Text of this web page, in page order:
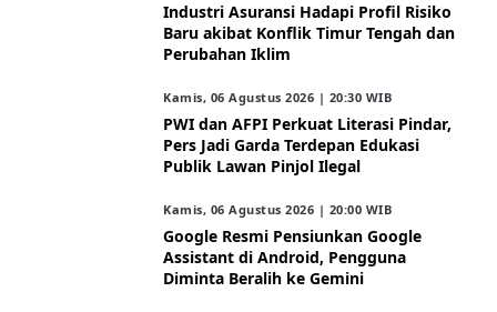
Industri Asuransi Hadapi Profil Risiko
Baru akibat Konflik Timur Tengah dan
Perubahan Iklim
Kamis, 06 Agustus 2026 | 20:30 WIB
PWI dan AFPI Perkuat Literasi Pindar,
Pers Jadi Garda Terdepan Edukasi
Publik Lawan Pinjol Ilegal
Kamis, 06 Agustus 2026 | 20:00 WIB
Google Resmi Pensiunkan Google
Assistant di Android, Pengguna
Diminta Beralih ke Gemini